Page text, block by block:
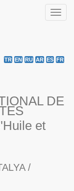
DE
et
/
TR EN RU AR ES FR